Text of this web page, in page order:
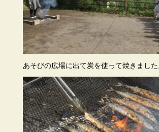
あそびの広場に出て炭を使って焼きました